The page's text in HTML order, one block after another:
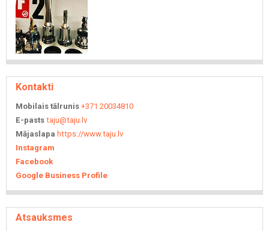
Kontakti
Mobilais tālrunis +371 20034810
E-pasts taju@taju.lv
Mājaslapa https://www.taju.lv
Instagram
Facebook
Google Business Profile
Atsauksmes